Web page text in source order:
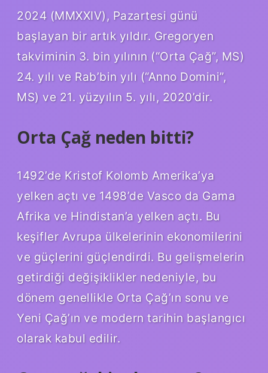
2024 (MMXXIV), Pazartesi günü
başlayan bir artık yıldır. Gregoryen
takviminin 3. bin yılının (“Orta Çağ”, MS)
24. yılı ve Rab’bin yılı (“Anno Domini”,
MS) ve 21. yüzyılın 5. yılı, 2020’dir.
Orta Çağ neden bitti?
1492’de Kristof Kolomb Amerika’ya
yelken açtı ve 1498’de Vasco da Gama
Afrika ve Hindistan’a yelken açtı. Bu
keşifler Avrupa ülkelerinin ekonomilerini
ve güçlerini güçlendirdi. Bu gelişmelerin
getirdiği değişiklikler nedeniyle, bu
dönem genellikle Orta Çağ’ın sonu ve
Yeni Çağ’ın ve modern tarihin başlangıcı
olarak kabul edilir.